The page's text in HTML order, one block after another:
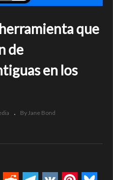
que
de
en los
By Jane Bond